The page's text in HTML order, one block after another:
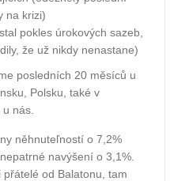
na krizi)
pokles úrokových sazeb,
že už nikdy nenastane)
posledních 20 měsíců u
Polsku, také v
nás.
něhnuteľností o 7,2%
navýšení o 3,1%.
od Balatonu, tam